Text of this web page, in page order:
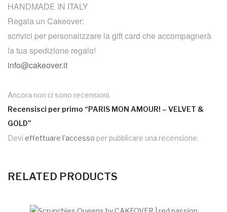
HANDMADE IN ITALY
Regala un Cakeover:
scrivici per personalizzare la gift card che accompagnerà
la tua spedizione regalo!
info@cakeover.it
Ancora non ci sono recensioni.
Recensisci per primo “PARIS MON AMOUR! – VELVET &
GOLD”
Devi effettuare l’accesso per pubblicare una recensione.
RELATED PRODUCTS